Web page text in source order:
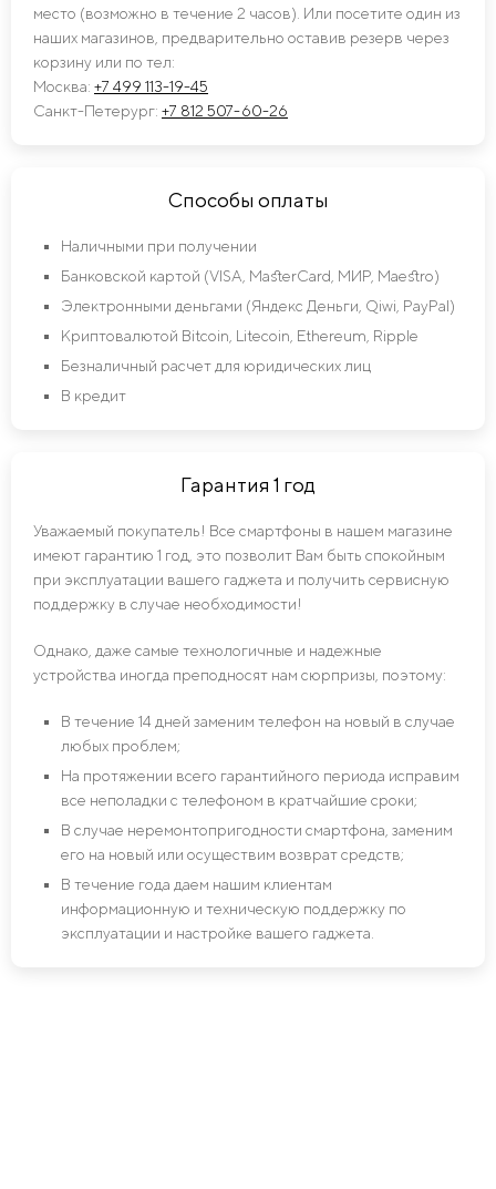
место (возможно в течение 2 часов). Или посетите один из
наших магазинов, предварительно оставив резерв через
корзину или по тел:
Москва: +7 499 113-19-45
Санкт-Петерург: +7 812 507-60-26
Способы оплаты
Наличными при получении
Банковской картой (VISA, MasterCard, МИР, Maestro)
Электронными деньгами (Яндекс Деньги, Qiwi, PayPal)
Криптовалютой Bitcoin, Litecoin, Ethereum, Ripple
Безналичный расчет для юридических лиц
В кредит
Гарантия 1 год
Уважаемый покупатель! Все смартфоны в нашем магазине
имеют гарантию 1 год, это позволит Вам быть спокойным
при эксплуатации вашего гаджета и получить сервисную
поддержку в случае необходимости!
Однако, даже самые технологичные и надежные
устройства иногда преподносят нам сюрпризы, поэтому:
В течение 14 дней заменим телефон на новый в случае
любых проблем;
На протяжении всего гарантийного периода исправим
все неполадки с телефоном в кратчайшие сроки;
В случае неремонтопригодности смартфона, заменим
его на новый или осуществим возврат средств;
В течение года даем нашим клиентам
информационную и техническую поддержку по
эксплуатации и настройке вашего гаджета.